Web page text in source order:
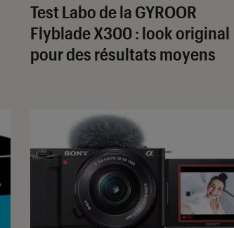
Test Labo de la GYROOR
Flyblade X300 : look original
pour des résultats moyens